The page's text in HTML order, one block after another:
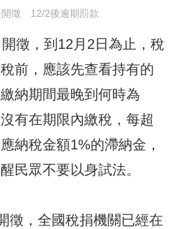
開徵 12/2後逾期罰款
徵，到12月2日為止，稅
前，應該先查看持有的
納期間最晚到何時為
有在期限內繳稅，每超
納稅金額1%的滯納金，
民眾不要以身試法。
徵，全國稅捐機關已經在